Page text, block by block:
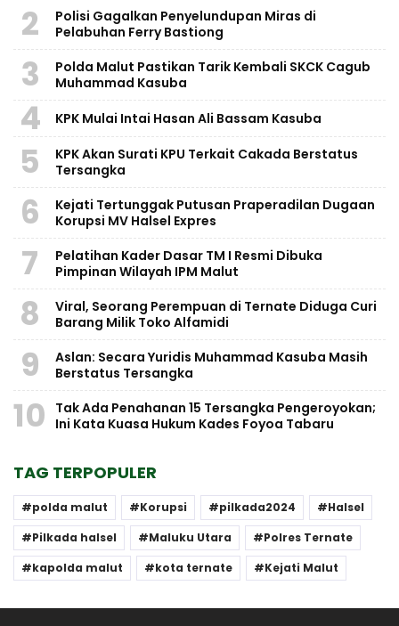
2
Polisi Gagalkan Penyelundupan Miras di
Pelabuhan Ferry Bastiong
3
Polda Malut Pastikan Tarik Kembali SKCK Cagub
Muhammad Kasuba
4 KPK Mulai Intai Hasan Ali Bassam Kasuba
5
KPK Akan Surati KPU Terkait Cakada Berstatus
Tersangka
6
Kejati Tertunggak Putusan Praperadilan Dugaan
Korupsi MV Halsel Expres
7
Pelatihan Kader Dasar TM I Resmi Dibuka
Pimpinan Wilayah IPM Malut
8
Viral, Seorang Perempuan di Ternate Diduga Curi
Barang Milik Toko Alfamidi
9
Aslan: Secara Yuridis Muhammad Kasuba Masih
Berstatus Tersangka
10
Tak Ada Penahanan 15 Tersangka Pengeroyokan;
Ini Kata Kuasa Hukum Kades Foyoa Tabaru
TAG TERPOPULER
polda malut Korupsi pilkada2024
Halsel
Pilkada halsel
Maluku Utara
Polres Ternate
kapolda malut
kota ternate Kejati Malut